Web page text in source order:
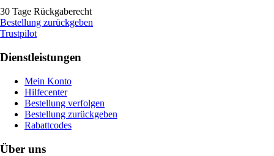
30 Tage Rückgaberecht
Bestellung zurückgeben
Trustpilot
Dienstleistungen
Mein Konto
Hilfecenter
Bestellung verfolgen
Bestellung zurückgeben
Rabattcodes
Über uns